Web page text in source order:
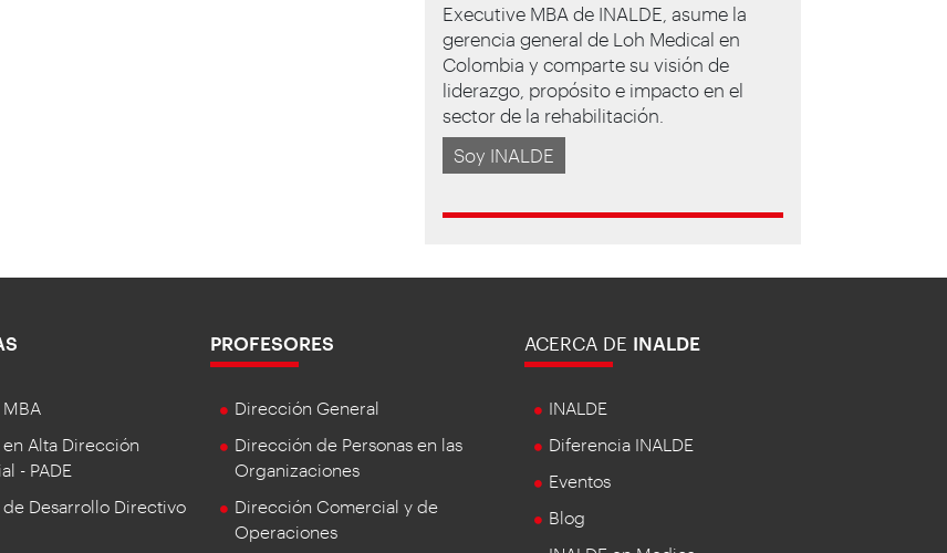
Executive MBA de INALDE, asume la
gerencia general de Loh Medical en
Colombia y comparte su visión de
liderazgo, propósito e impacto en el
sector de la rehabilitación.
Soy INALDE
Alta Dirección
- PADE
de Desarrollo Directivo
PROFESORES
Dirección General
Dirección de Personas en las
Organizaciones
Dirección Comercial y de
Operaciones
ACERCA DE INALDE
INALDE
Diferencia INALDE
Eventos
Blog